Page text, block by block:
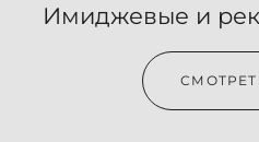
Имиджевые и